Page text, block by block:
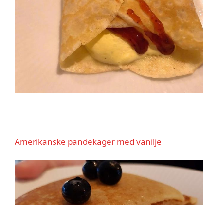
Amerikanske pandekager med vanilje